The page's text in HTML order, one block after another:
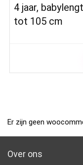
4 jaar,
tot 105 cm
Er zijn geen
Over ons